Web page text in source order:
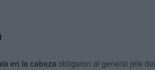
en la cabeza obligaron al general jefe del